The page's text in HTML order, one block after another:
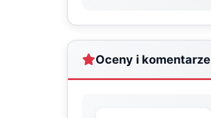
Oceny i komentarze